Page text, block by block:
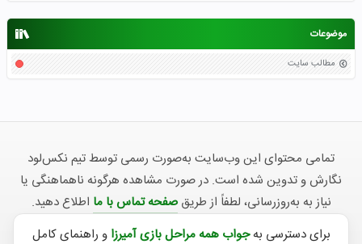
موضوعات
مطالب سایت
تمامی محتوای این وب‌سایت به‌صورت رسمی توسط تیم نکس‌لود
نگارش و تدوین شده است. در صورت مشاهده هرگونه ناهماهنگی یا
نیاز به به‌روزرسانی، لطفاً از طریقصفحه تماس با ما اطلاع دهید.
برای دسترسی به جواب همه مراحل بازی آمیرزا و راهنمای کامل